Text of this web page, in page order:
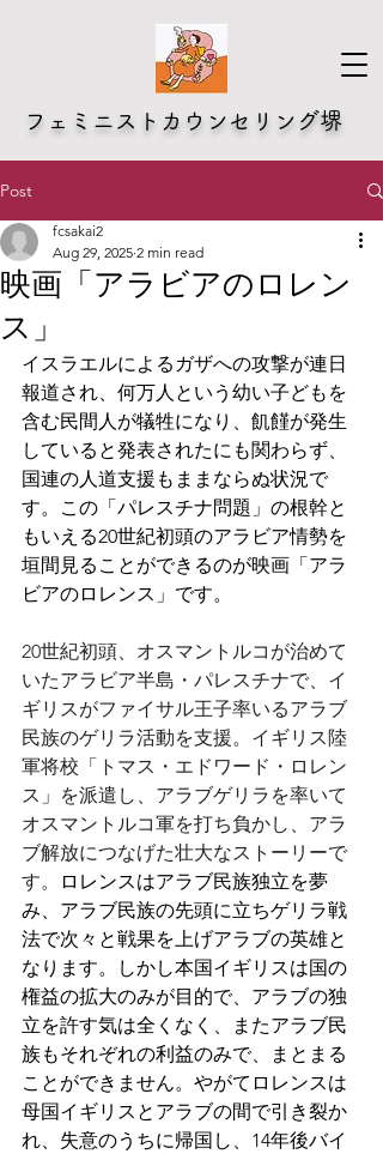
​フェミニストカウンセリング堺
Post
映画「アラビアのロレン
ス」
fcsakai2
Aug 29, 2025 2 min read
イスラエルによるガザへの攻撃が連日
報道され、何万人という幼い子どもを
含む民間人が犠牲になり、飢饉が発生
していると発表されたにも関わらず、
国連の人道支援もままならぬ状況で
す。この「パレスチナ問題」の根幹と
もいえる20世紀初頭のアラビア情勢を
垣間見ることができるのが映画「アラ
ビアのロレンス」です。
20世紀初頭、オスマントルコが治めて
いたアラビア半島・パレスチナで、イ
ギリスがファイサル王子率いるアラブ
民族のゲリラ活動を支援。イギリス陸
軍将校「トマス・エドワード・ロレン
ス」を派遣し、アラブゲリラを率いて
オスマントルコ軍を打ち負かし、アラ
ブ解放につなげた壮大なストーリーで
す。
ロレンスはアラブ民族独立を夢
み、アラブ民族の先頭に立ちゲリラ戦
法で次々と戦果を上げアラブの英雄と
なります。しかし本国イギリスは国の
権益の拡大のみが目的で、アラブの独
立を許す気は全くなく、またアラブ民
族もそれぞれの利益のみで、まとまる
ことができません。やがてロレンスは
母国イギリスとアラブの間で引き裂か
れ、失意のうちに帰国し、14年後バイ